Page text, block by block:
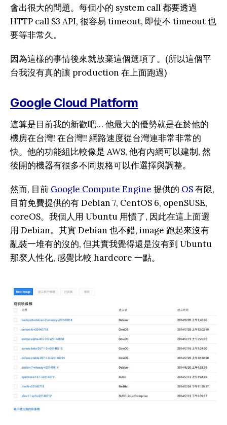
會出很大的問題。每個小的 system call 都要透過
HTTP call S3 API, 很容易 timeout, 即使不 timeout 也
要等非常久。
因為這樣的事情後來就放棄這個選項了。(所以這個平
台我沒有真的讓 production 在上面跑過)
Google Cloud Platform
這算是目前我的新歡吧… 他最大的優勢就是在於他的
機房在台灣! 在台灣!! 網路速度從台灣連非常非常的
快。他的功能組比較像是 AWS, 他有內網可以建制, 然
後開的機器有很多不同規格可以作選擇與調整。
然而, 目前 Google Compute Engine 提供的 OS有限,
目前免費提供的有 Debian 7, CentOS 6, openSUSE,
coreOS。我個人用 Ubuntu 用慣了, 因此在這上面選
用 Debian。其實 Debian 也不錯, image 跑起來沒有
亂裝一堆有的沒的, 但其實我覺得還是沒有到 Ubuntu
那麼人性化, 感覺比較 hardcore 一點。